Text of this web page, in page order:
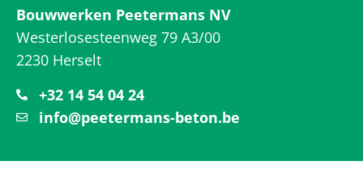
Bouwwerken Peetermans NV
Westerlosesteenweg 79 A3/00
2230 Herselt
+32 14 54 04 24
info@peetermans-beton.be